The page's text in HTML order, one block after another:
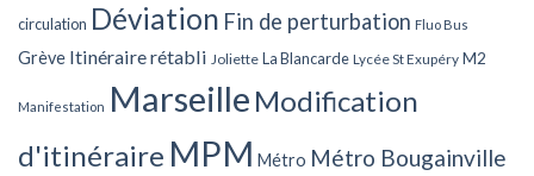
circulation Déviation Fin de perturbation Fluo Bus
Grève Itinéraire rétabli Joliette La Blancarde Lycée St Exupéry M2
Manifestation Marseille Modification
d'itinéraire MPM Métro Métro Bougainville